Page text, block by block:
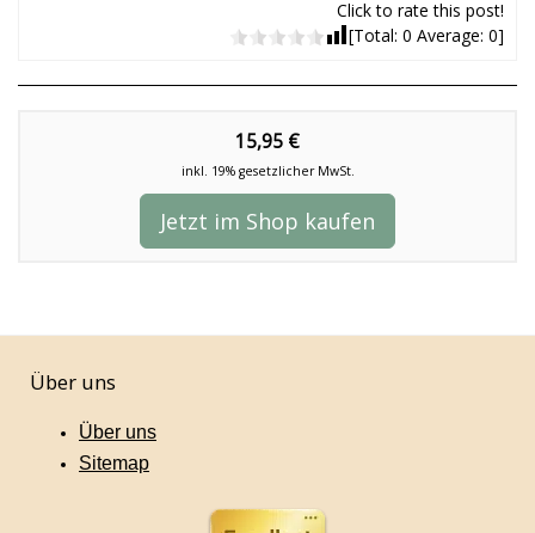
Click to rate this post!
[Total: 0 Average: 0]
15,95 €
inkl. 19% gesetzlicher MwSt.
Jetzt im Shop kaufen
Über uns
Über uns
Sitemap